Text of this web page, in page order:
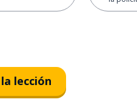
lección